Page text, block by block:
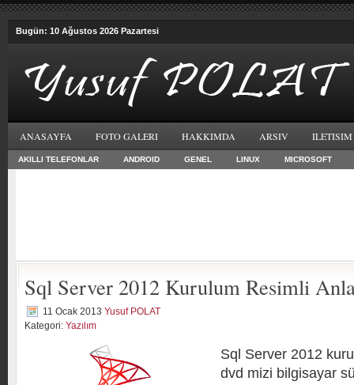
Bugün: 10 Ağustos 2026 Pazartesi
ANASAYFA FOTO GALERI HAKKIMDA ARSIV ILETISIM
AKILLI TELEFONLAR ANDROID GENEL LINUX MICROSOFT
Sql Server 2012 Kurulum Resimli
11 Ocak 2013 Yusuf POLAT
Kategori: Yazılım
Sql Server 2012
dvd mizi bilgisayar